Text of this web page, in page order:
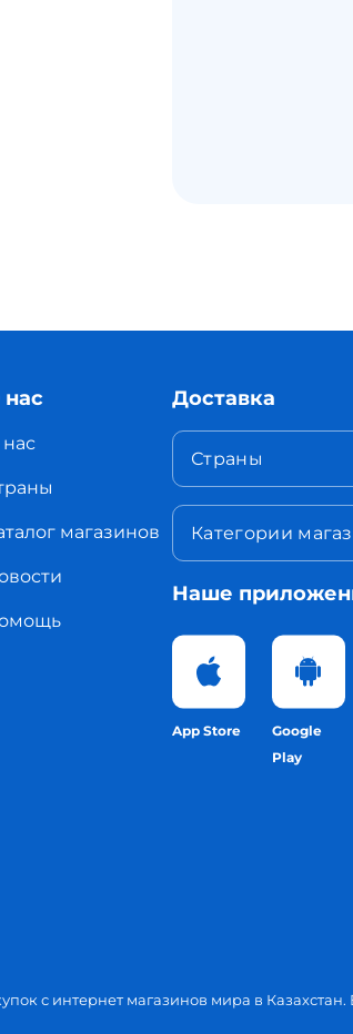
магазинов
Доставка
Страны
Категории
Наше
App Store
Google
Play
с интернет магазинов мира в Казахстан.